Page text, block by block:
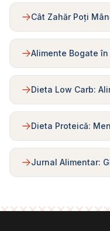
Cât Zahăr Poți
Alimente Bogate
Dieta Low Carb:
Dieta Proteică:
Jurnal Alimentar: